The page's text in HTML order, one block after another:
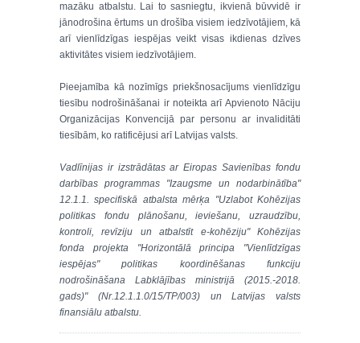
mazāku atbalstu. Lai to sasniegtu, ikvienā būvvidē ir
jānodrošina ērtums un drošība visiem iedzīvotājiem, kā
arī vienlīdzīgas iespējas veikt visas ikdienas dzīves
aktivitātes visiem iedzīvotājiem.
Pieejamība kā nozīmīgs priekšnosacījums vienlīdzīgu
tiesību nodrošināšanai ir noteikta arī Apvienoto Nāciju
Organizācijas Konvencijā par personu ar invaliditāti
tiesībām, ko ratificējusi arī Latvijas valsts.
Vadlīnijas ir izstrādātas ar Eiropas Savienības fondu
darbības programmas "Izaugsme un nodarbinātība"
12.1.1. specifiskā atbalsta mērķa "Uzlabot Kohēzijas
politikas fondu plānošanu, ieviešanu, uzraudzību,
kontroli, revīziju un atbalstīt e-kohēziju" Kohēzijas
fonda projekta "Horizontālā principa "Vienlīdzīgas
iespējas" politikas koordinēšanas funkciju
nodrošināšana Labklājības ministrijā (2015.-2018.
gads)" (Nr.12.1.1.0/15/TP/003) un Latvijas valsts
finansiālu atbalstu.